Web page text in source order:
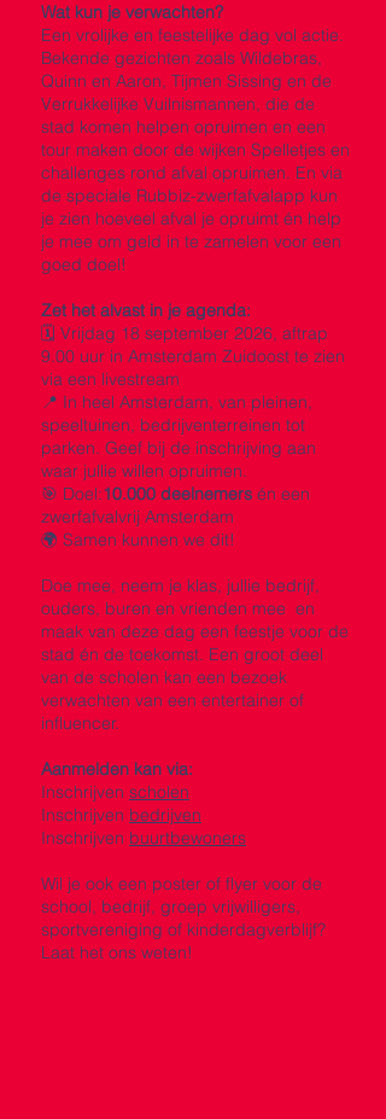
Wat kun je verwachten?
Een vrolijke en feestelijke dag vol actie.
Bekende gezichten zoals Wildebras,
Quinn en Aaron, Tijmen Sissing en de
Verrukkelijke Vuilnismannen, die de
stad komen helpen opruimen en een
tour maken door de wijken Spelletjes en
challenges rond afval opruimen. En via
de speciale Rubbiz-zwerfafvalapp kun
je zien hoeveel afval je opruimt én help
je mee om geld in te zamelen voor een
goed doel!
Zet het alvast in je agenda:
🗓️ Vrijdag 18 september 2026, aftrap
9.00 uur in Amsterdam Zuidoost te zien
via een livestream
📍 In heel Amsterdam, van pleinen,
speeltuinen, bedrijventerreinen tot
parken. Geef bij de inschrijving aan
waar jullie willen opruimen.
🎯 Doel:10.000 deelnemers én een
zwerfafvalvrij Amsterdam
🌍 Samen kunnen we dit!
Doe mee, neem je klas, jullie bedrijf,
ouders, buren en vrienden mee en
maak van deze dag een feestje voor de
stad én de toekomst. Een groot deel
van de scholen kan een bezoek
verwachten van een entertainer of
influencer.
Aanmelden kan via:
Inschrijven scholen
Inschrijven bedrijven
Inschrijven buurtbewoners
Wil je ook een poster of flyer voor de
school, bedrijf, groep vrijwilligers,
sportvereniging of kinderdagverblijf?
Laat het ons weten!